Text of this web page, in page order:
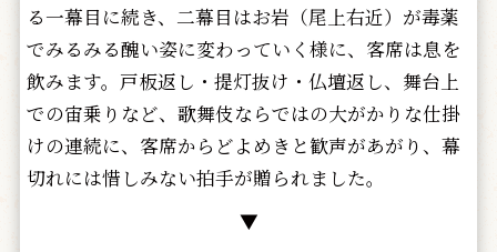
る一幕目に続き、二幕目はお岩（尾上右近）が毒薬
でみるみる醜い姿に変わっていく様に、客席は息を
飲みます。戸板返し・提灯抜け・仏壇返し、舞台上
での宙乗りなど、歌舞伎ならではの大がかりな仕掛
けの連続に、客席からどよめきと歓声があがり、幕
切れには惜しみない拍手が贈られました。
▼